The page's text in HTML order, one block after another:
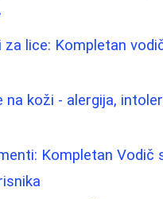
za lice: Kompletan
na koži - alergija,
Kompletan Vodič